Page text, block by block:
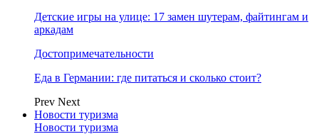
Детские игры на улице: 17 замен шутерам, файтингам и
аркадам
Достопримечательности
Еда в Германии: где питаться и сколько стоит?
Prev Next
Новости туризма
Новости туризма